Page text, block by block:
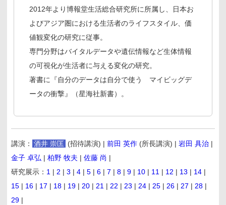
2012年より博報堂生活総合研究所に所属し、日本お
よびアジア圏における生活者のライフスタイル、価
値観変化の研究に従事。
専門分野はバイタルデータや遺伝情報など生体情報
の可視化が生活者に与える変化の研究。
著書に『自分のデータは自分で使う マイビッグデ
ータの衝撃』（星海社新書）。
講演： 酒井 崇匡 (招待講演) |前田 英作 (所長講演) |岩田 具治 |
金子 卓弘 |柏野 牧夫 |佐藤 尚 |
研究展示： 1 | 2 |3 |4 |5 |6 |7 |8 |9 | 10 | 11 | 12 | 13 | 14 |
15 | 16 | 17 | 18 | 19 | 20 | 21 | 22 | 23 | 24 | 25 | 26 | 27 | 28 |
29 |